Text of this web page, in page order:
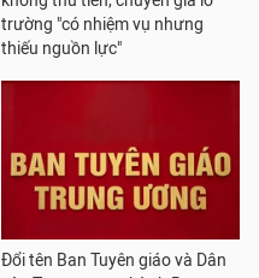
trường "có nhiệm vụ nhưng
thiếu nguồn lực"
Đổi tên Ban Tuyên giáo và Dân